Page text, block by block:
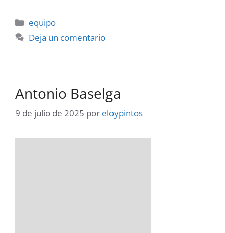
Categorías
equipo
Deja un comentario
Antonio Baselga
9 de julio de 2025 por eloypintos